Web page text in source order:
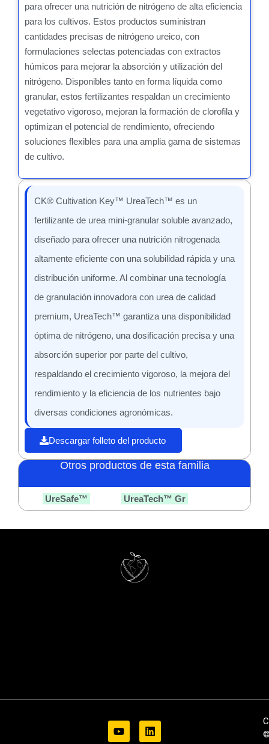
Otros productos de esta familia
UreSafe™ UreaTech™ Gr
para ofrecer una nutrición de nitrógeno de alta eficiencia
para los cultivos. Estos productos suministran
cantidades precisas de nitrógeno ureico, con
formulaciones selectas potenciadas con extractos
húmicos para mejorar la absorción y utilización del
nitrógeno. Disponibles tanto en forma líquida como
granular, estos fertilizantes respaldan un crecimiento
vegetativo vigoroso, mejoran la formación de clorofila y
optimizan el potencial de rendimiento, ofreciendo
soluciones flexibles para una amplia gama de sistemas
de cultivo.
CK® Cultivation Key™ UreaTech™ es un
fertilizante de urea mini-granular soluble avanzado,
diseñado para ofrecer una nutrición nitrogenada
altamente eficiente con una solubilidad rápida y una
distribución uniforme. Al combinar una tecnología
de granulación innovadora con urea de calidad
premium, UreaTech™ garantiza una disponibilidad
óptima de nitrógeno, una dosificación precisa y una
absorción superior por parte del cultivo,
respaldando el crecimiento vigoroso, la mejora del
rendimiento y la eficiencia de los nutrientes bajo
diversas condiciones agronómicas.
Descargar folleto del producto